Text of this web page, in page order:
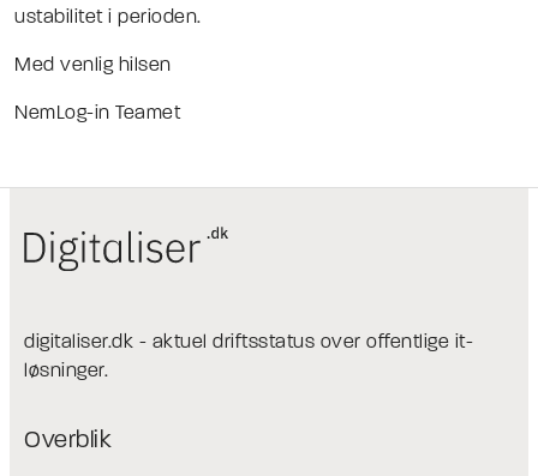
ustabilitet i perioden.
Med venlig hilsen
NemLog-in Teamet
digitaliser.dk - aktuel driftsstatus over offentlige it-
løsninger.
Overblik